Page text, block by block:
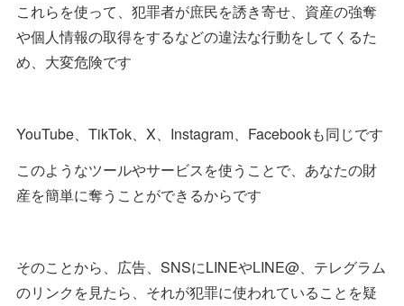
これらを使って、犯罪者が庶民を誘き寄せ、資産の強奪
や個人情報の取得をするなどの違法な行動をしてくるた
め、大変危険です
YouTube、TikTok、X、Instagram、Facebookも同じです
このようなツールやサービスを使うことで、あなたの財
産を簡単に奪うことができるからです
そのことから、広告、SNSにLINEやLINE@、テレグラム
のリンクを見たら、それが犯罪に使われていることを疑